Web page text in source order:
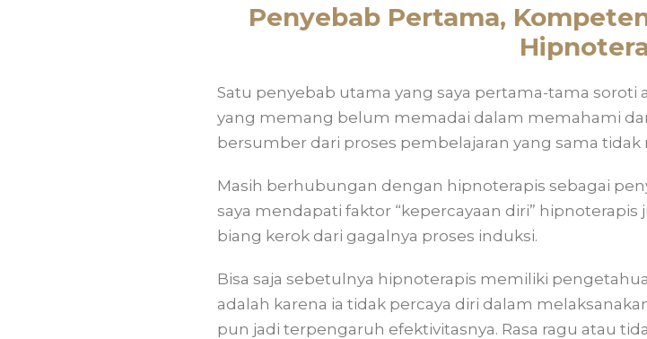
Penyebab Pertama,
Satu penyebab utama yang saya pertama-tama
yang memang belum memadai dalam memahami
bersumber dari proses pembelajaran yang sama tidak
Masih berhubungan dengan hipnoterapis sebagai
saya mendapati faktor “kepercayaan diri”
biang kerok dari gagalnya proses induksi.
Bisa saja sebetulnya hipnoterapis memiliki
adalah karena ia tidak percaya diri dalam
pun jadi terpengaruh efektivitasnya. Rasa ragu atau